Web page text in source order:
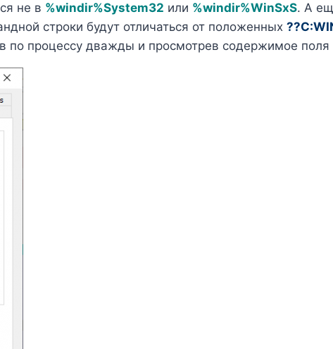
не в %windir%System32 или %windir%WinSxS. А
строки будут отличаться от положенных
по процессу дважды и просмотрев содержимое поля